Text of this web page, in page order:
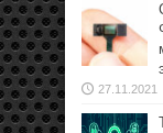
27.11.2021